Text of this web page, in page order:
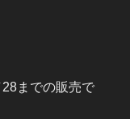
までの販売で